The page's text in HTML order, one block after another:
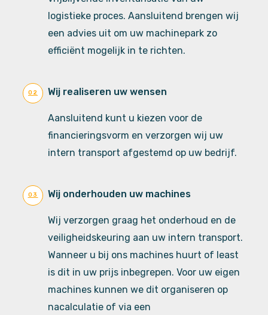
logistieke proces. Aansluitend brengen wij
een advies uit om uw machinepark zo
efficiënt mogelijk in te richten.
02 Wij realiseren uw wensen
Aansluitend kunt u kiezen voor de
financieringsvorm en verzorgen wij uw
intern transport afgestemd op uw bedrijf.
03 Wij onderhouden uw machines
Wij verzorgen graag het onderhoud en de
veiligheidskeuring aan uw intern transport.
Wanneer u bij ons machines huurt of least
is dit in uw prijs inbegrepen. Voor uw eigen
machines kunnen we dit organiseren op
nacalculatie of via een